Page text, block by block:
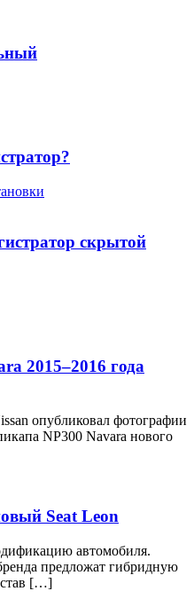
скрытой
2015–2016 года
опубликовал фотографии
NP300 Navara нового
Seat Leon
автомобиля.
предложат гибридную
[…]